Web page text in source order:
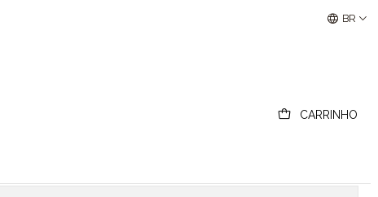
CARRINHO
Buscantiguidades - Leilões Colecionismo e BR
do Juiz - Charles